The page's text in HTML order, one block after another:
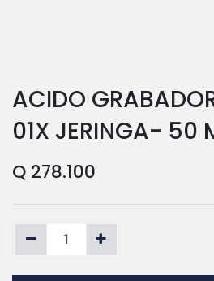
ACIDO
01X JERINGA- 50
Q 278.100